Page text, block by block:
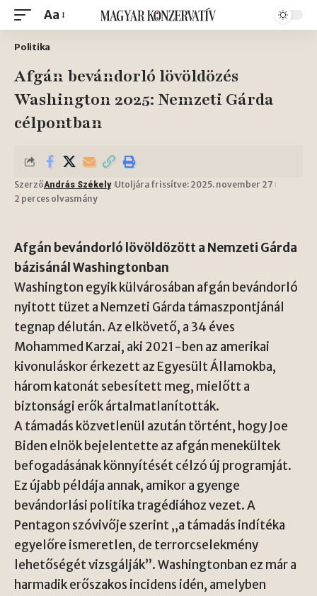
Aa
Politika
Afgán bevándorló lövöldözés
Washington 2025: Nemzeti Gárda
célpontban
SzerzőAndrás Székely Utoljára frissítve: 2025. november 27
2 perces olvasmány
Afgán bevándorló lövöldözött a Nemzeti Gárda
bázisánál Washingtonban
Washington egyik külvárosában afgán bevándorló
nyitott tüzet a Nemzeti Gárda támaszpontjánál
tegnap délután. Az elkövető, a 34 éves
Mohammed Karzai, aki 2021-ben az amerikai
kivonuláskor érkezett az Egyesült Államokba,
három katonát sebesített meg, mielőtt a
biztonsági erők ártalmatlanították.
A támadás közvetlenül azután történt, hogy Joe
Biden elnök bejelentette az afgán menekültek
befogadásának könnyítését célzó új programját.
Ez újabb példája annak, amikor a gyenge
bevándorlási politika tragédiához vezet. A
Pentagon szóvivője szerint „a támadás indítéka
egyelőre ismeretlen, de terrorcselekmény
lehetőségét vizsgálják”. Washingtonban ez már a
harmadik erőszakos incidens idén, amelyben